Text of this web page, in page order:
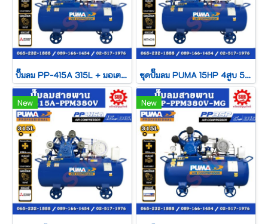
ปั๊มลม PP-415A 315L + มอเตอร์ 15HP 380V MITSUBISHI ชุดปั๊มลม PUMA 15HP 4สูบ 520L PP415-HI380V-MG
New New